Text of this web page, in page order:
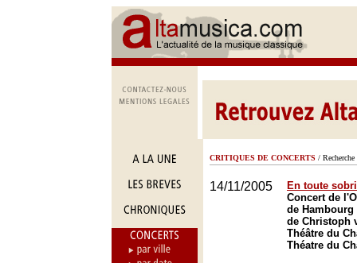
CRITIQUES DE CONCERTS / Recherche
14/11/2005
En toute
Concert de
de
de Christoph
Théâtre du
Théatre du